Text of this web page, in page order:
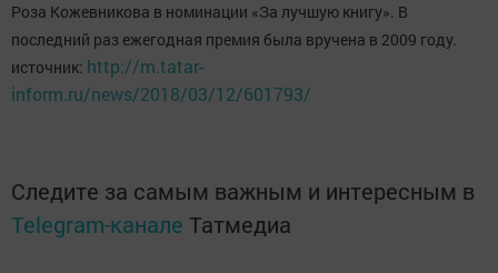
Роза Кожевникова в номинации «За лучшую книгу». В
последний раз ежегодная премия была вручена в 2009 году.
источник: http://m.tatar-
inform.ru/news/2018/03/12/601793/
Следите за самым важным и интересным в
Telegram-канале Татмедиа